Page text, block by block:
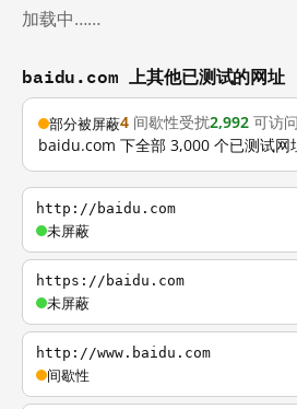
加载中……
baidu.com 上其他已测试的网址
部分被屏蔽4 间歇性受扰2,992 可访问
baidu.com 下全部 3,000 个已测试
http://baidu.com
未屏蔽
https://baidu.com
未屏蔽
http://www.baidu.com
间歇性